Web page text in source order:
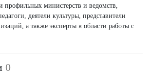
профильных министерств и ведомств,
деятели культуры, представители
а также эксперты в области работы с
0